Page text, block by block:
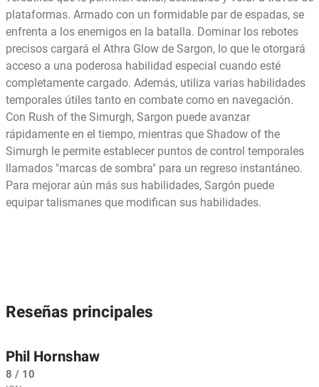
plataformas. Armado con un formidable par de espadas, se
enfrenta a los enemigos en la batalla. Dominar los rebotes
precisos cargará el Athra Glow de Sargon, lo que le otorgará
acceso a una poderosa habilidad especial cuando esté
completamente cargado. Además, utiliza varias habilidades
temporales útiles tanto en combate como en navegación.
Con Rush of the Simurgh, Sargon puede avanzar
rápidamente en el tiempo, mientras que Shadow of the
Simurgh le permite establecer puntos de control temporales
llamados "marcas de sombra" para un regreso instantáneo.
Para mejorar aún más sus habilidades, Sargón puede
equipar talismanes que modifican sus habilidades.
Reseñas principales
Phil Hornshaw
8 / 10